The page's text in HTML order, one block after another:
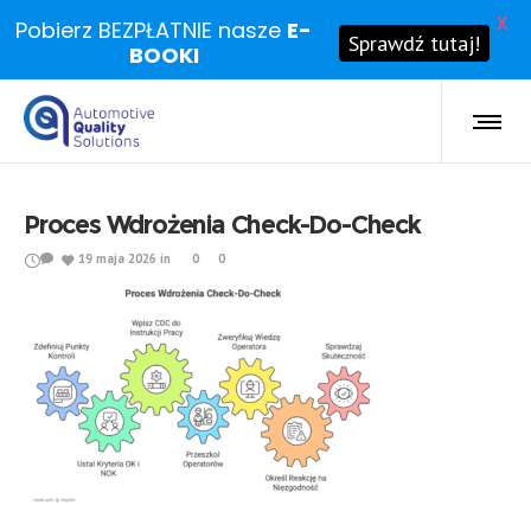
Proces Wdrożenia Check-Do-Check
19 maja 2026 in 0 0
Pobierz BEZPŁATNIE nasze E-
BOOKI
Sprawdź tutaj!
X